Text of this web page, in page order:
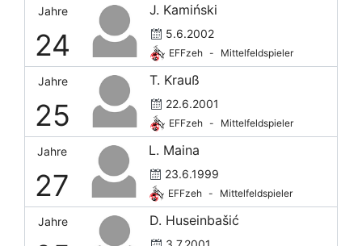
Jahre
24
J. Kamiński
5.6.2002
EFFzeh - Mittelfeldspieler
Jahre
25
T. Krauß
22.6.2001
EFFzeh - Mittelfeldspieler
Jahre
27
L. Maina
23.6.1999
EFFzeh - Mittelfeldspieler
Jahre D. Huseinbašić